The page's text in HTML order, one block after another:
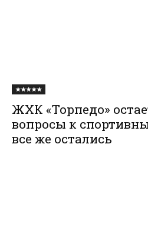
★★★★★
ЖХК «Торпедо»
вопросы к
все же остались